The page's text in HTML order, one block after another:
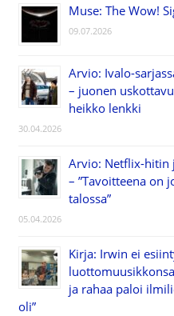
Muse: The Wow!
09.07.2026
Arvio: Ivalo-
– juonen
heikko lenkki
30.04.2026
Arvio: Netflix-hitin
– ”Tavoitteena on
talossa”
05.04.2026
Kirja: Irwin ei
ja rahaa paloi
oli”